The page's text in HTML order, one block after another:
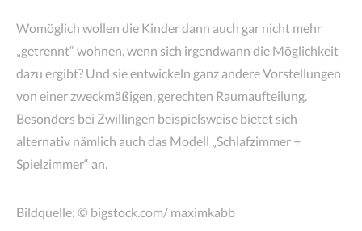
Womöglich wollen die Kinder dann auch gar nicht mehr
„getrennt“ wohnen, wenn sich irgendwann die Möglichkeit
dazu ergibt? Und sie entwickeln ganz andere Vorstellungen
von einer zweckmäßigen, gerechten Raumaufteilung.
Besonders bei Zwillingen beispielsweise bietet sich
alternativ nämlich auch das Modell „Schlafzimmer +
Spielzimmer“ an.
Bildquelle: © bigstock.com/ maximkabb